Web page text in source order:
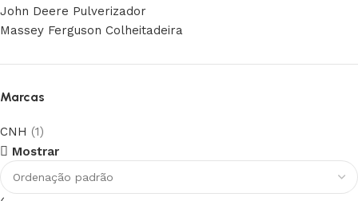
John Deere Pulverizador
Massey Ferguson Colheitadeira
Marcas
CNH (1)
Mostrar